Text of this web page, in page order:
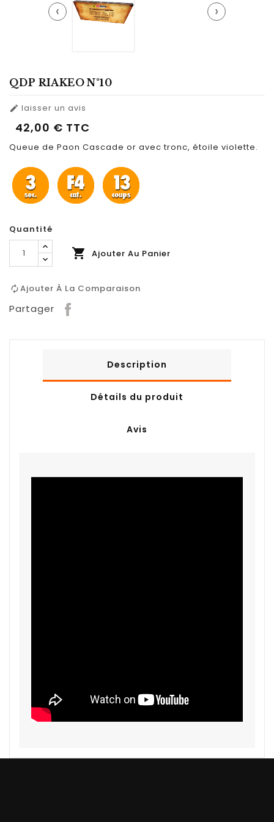
‹ ›
QDP RIAKEO N°10
 laisser un avis
42,00 € TTC
Queue de Paon Cascade or avec tronc, étoile violette.
Quantité
 Ajouter Au Panier
Ajouter À La Comparaison
Partager
Description
Détails du produit
Avis